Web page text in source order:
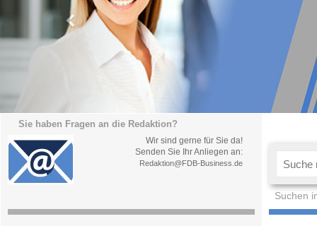
Sie haben Fragen an die Redaktion?
Wir sind gerne für Sie da!
Senden Sie Ihr Anliegen an:
Redaktion@FDB-Business.de
Suchen